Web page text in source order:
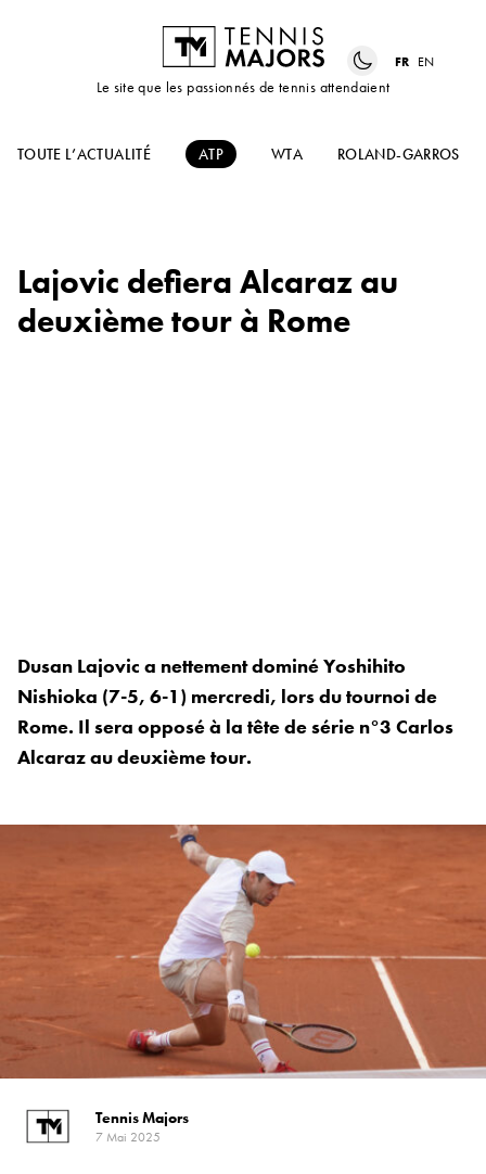
Le site que les passionnés de tennis attendaient
FR EN
TOUTE L’ACTUALITÉ ATP WTA ROLAND-GARROS
Lajovic defiera Alcaraz au
deuxième tour à Rome
Dusan Lajovic a nettement dominé Yoshihito
Nishioka (7-5, 6-1) mercredi, lors du tournoi de
Rome. Il sera opposé à la tête de série n°3 Carlos
Alcaraz au deuxième tour.
Tennis Majors
7 Mai 2025